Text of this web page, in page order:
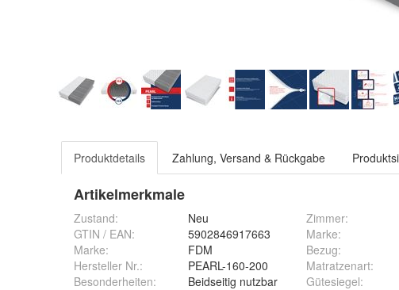
Produktdetails Zahlung, Versand & Rückgabe
Artikelmerkmale
Zustand:
Neu
GTIN / EAN:
5902846917663
Marke:
FDM
Hersteller Nr.:
PEARL-160-200
Besonderheiten: Beidseitig nutzbar
Zimmer:
Marke:
Bezug:
Matratzenart:
Gütesiegel: